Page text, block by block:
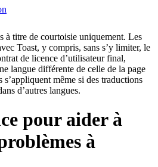
à titre de courtoisie uniquement. Les
Toast, y compris, sans s’y limiter, le
de licence d’utilisateur final,
langue différente de celle de la page
même si des traductions
d’autres langues.
pour aider à
à